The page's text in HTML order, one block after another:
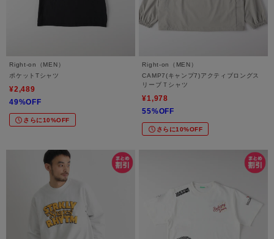
Right-on（MEN）
ポケットTシャツ
¥2,489
49%OFF
さらに10%OFF
Right-on（MEN）
CAMP7(キャンプ7)アクティブロングス
リーブＴシャツ
¥1,978
55%OFF
さらに10%OFF